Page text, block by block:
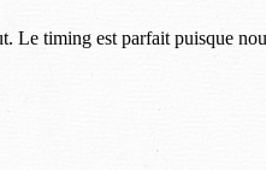
Le timing est parfait puisque